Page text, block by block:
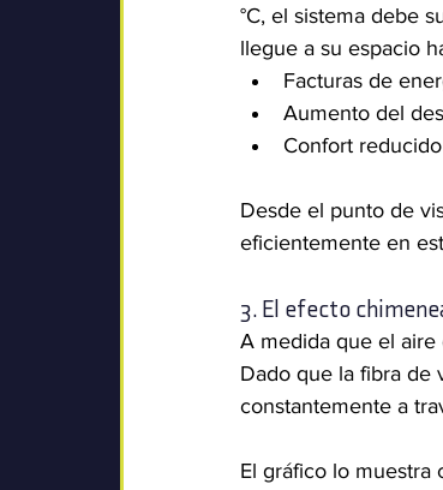
°C, el sistema debe
llegue a su espacio
Facturas de
Aumento del
Confort
Desde el punto de
eficientemente en
3. El efecto
A medida que el aire
Dado que la fibra de
constantemente a
El gráfico lo muestra